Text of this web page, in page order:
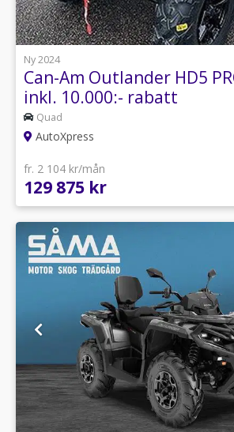
1
Ny 2024
Can-Am Outlander HD5
inkl. 10.000:- rabatt
Quad
AutoXpress
fr. 2 104 kr/mån
129 875 kr
1